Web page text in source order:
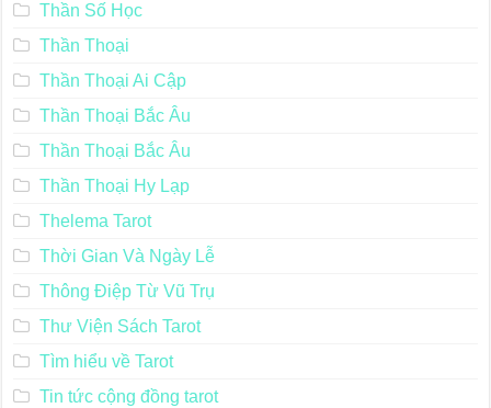
Thần Số Học
Thần Thoại
Thần Thoại Ai Cập
Thần Thoại Bắc Âu
Thần Thoại Bắc Âu
Thần Thoại Hy Lạp
Thelema Tarot
Thời Gian Và Ngày Lễ
Thông Điệp Từ Vũ Trụ
Thư Viện Sách Tarot
Tìm hiểu về Tarot
Tin tức cộng đồng tarot